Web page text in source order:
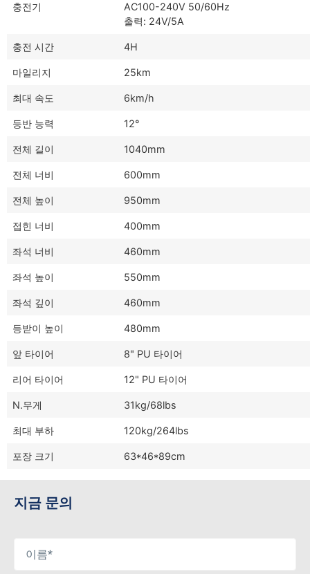
충전기
AC100-240V 50/60Hz
출력: 24V/5A
충전 시간 4H
마일리지 25km
최대 속도 6km/h
등반 능력 12°
전체 길이 1040mm
전체 너비 600mm
전체 높이 950mm
접힌 너비 400mm
좌석 너비 460mm
좌석 높이 550mm
좌석 깊이 460mm
등받이 높이 480mm
앞 타이어 8" PU 타이어
리어 타이어 12" PU 타이어
N.무게 31kg/68lbs
최대 부하 120kg/264lbs
포장 크기 63*46*89cm
지금 문의